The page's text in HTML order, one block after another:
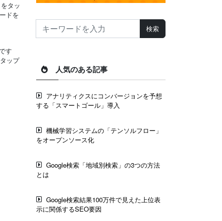
タッ
ドを
す
ップ
人気のある記事
アナリティクスにコンバージョンを予想
する「スマートゴール」導入
機械学習システムの「テンソルフロー」
をオープンソース化
Google検索「地域別検索」の3つの方法
とは
Google検索結果100万件で見えた上位表
示に関係するSEO要因